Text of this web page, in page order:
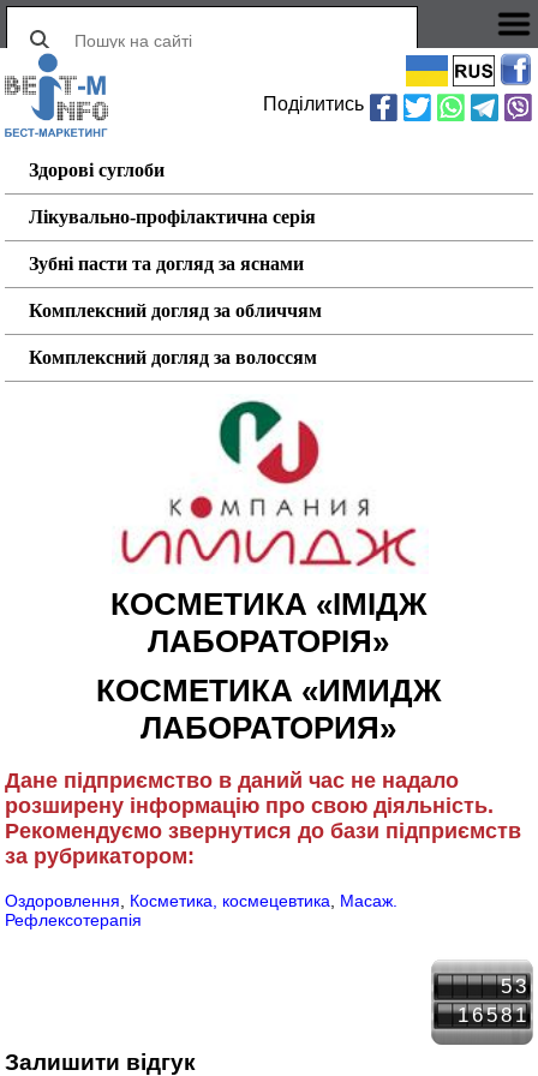
Поділитись
Здорові суглоби
Лікувально-профілактична серія
Зубні пасти та догляд за яснами
Комплексний догляд за обличчям
Комплексний догляд за волоссям
КОСМЕТИКА «ІМІДЖ
ЛАБОРАТОРІЯ»
КОСМЕТИКА «ИМИДЖ
ЛАБОРАТОРИЯ»
Дане підприємство в даний час не надало
розширену інформацію про свою діяльність.
Рекомендуємо звернутися до бази підприємств
за рубрикатором:
Оздоровлення Косметика, космецевтика
Масаж.
Рефлексотерапія
53
16581
Залишити відгук